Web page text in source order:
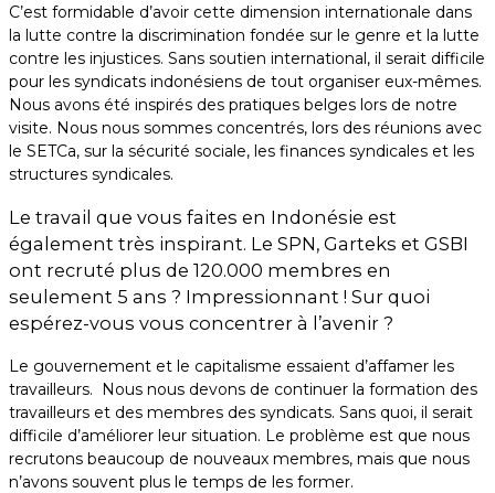
C’est formidable d’avoir cette dimension internationale dans
la lutte contre la discrimination fondée sur le genre et la lutte
contre les injustices. Sans soutien international, il serait difficile
pour les syndicats indonésiens de tout organiser eux-mêmes.
Nous avons été inspirés des pratiques belges lors de notre
visite. Nous nous sommes concentrés, lors des réunions avec
le SETCa, sur la sécurité sociale, les finances syndicales et les
structures syndicales.
Le travail que vous faites en Indonésie est
également très inspirant. Le SPN, Garteks et GSBI
ont recruté plus de 120.000 membres en
seulement 5 ans ? Impressionnant ! Sur quoi
espérez-vous vous concentrer à l’avenir ?
Le gouvernement et le capitalisme essaient d’affamer les
travailleurs. Nous nous devons de continuer la formation des
travailleurs et des membres des syndicats. Sans quoi, il serait
difficile d’améliorer leur situation. Le problème est que nous
recrutons beaucoup de nouveaux membres, mais que nous
n’avons souvent plus le temps de les former.